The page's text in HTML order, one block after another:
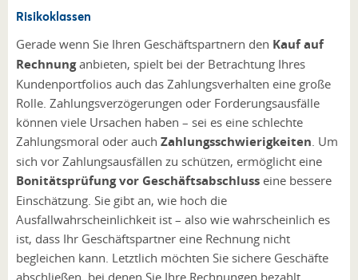
Risikoklassen
Gerade wenn Sie Ihren Geschäftspartnern den Kauf auf
Rechnunganbieten, spielt bei der Betrachtung Ihres
Kundenportfolios auch das Zahlungsverhalten eine große
Rolle. Zahlungsverzögerungen oder Forderungsausfälle
können viele Ursachen haben – sei es eine schlechte
Zahlungsmoral oder auch Zahlungsschwierigkeiten . Um
sich vor Zahlungsausfällen zu schützen, ermöglicht eine
Bonitätsprüfung vor Geschäftsabschluss eine bessere
Einschätzung. Sie gibt an, wie hoch die
Ausfallwahrscheinlichkeit ist – also wie wahrscheinlich es
ist, dass Ihr Geschäftspartner eine Rechnung nicht
begleichen kann. Letztlich möchten Sie sichere Geschäfte
abschließen, bei denen Sie Ihre Rechnungen bezahlt